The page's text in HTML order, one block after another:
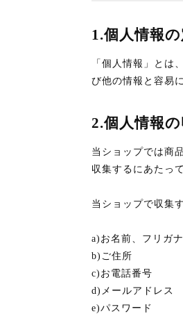
1.個人情報
「個人情報」とは
び他の情報と容易
2.個人情報
当ショップでは商
収集するにあたっ
当ショップで収集
a)お名前、フリガナ
b)ご住所
c)お電話番号
d)メールアドレス
e)パスワード